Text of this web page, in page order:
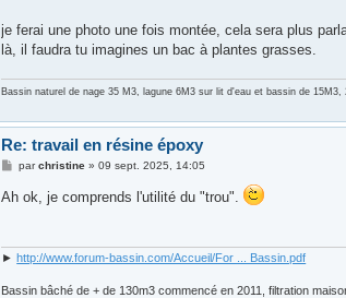
je ferai une photo une fois montée, cela sera plus
là, il faudra tu imagines un bac à plantes grasses.
Bassin naturel de nage 35 M3, lagune 6M3 sur lit d'eau et bassin de
Re: travail en résine époxy
M
s
parchristine »09 sept. 2025, 14:05
Ah ok, je comprends l'utilité du "trou".
►http://www.forum-bassin.com/Accueil/For ... Bassin.pdf
Bassin bâché de + de 130m3 commencé en 2011, filtration